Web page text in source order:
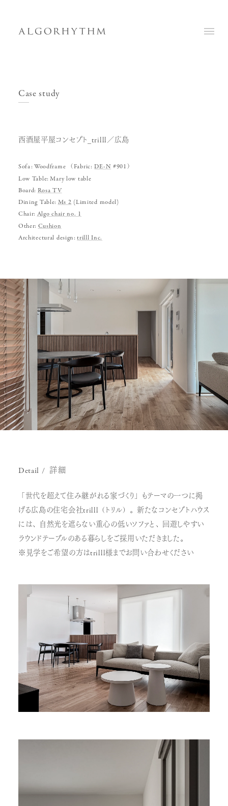
Case study
西酒屋平屋コンセプト_trilll／広島
Sofa: Woodframe （Fabric:DE-N #901）
Low Table: Mary low table
Board: Rosa TV
Dining Table: Ms 2 (Limited model)
Chair: Algo chair no. 1
Other: Cushion
Architectural design: trilll Inc.
Detail 詳細
「世代を超えて住み継がれる家づくり」もテーマの一つに掲
げる広島の住宅会社trilll（トリル）。新たなコンセプトハウス
には、自然光を遮らない重心の低いソファと、回遊しやすい
ラウンドテーブルのある暮らしをご採用いただきました。
※見学をご希望の方はtrilll様までお問い合わせください